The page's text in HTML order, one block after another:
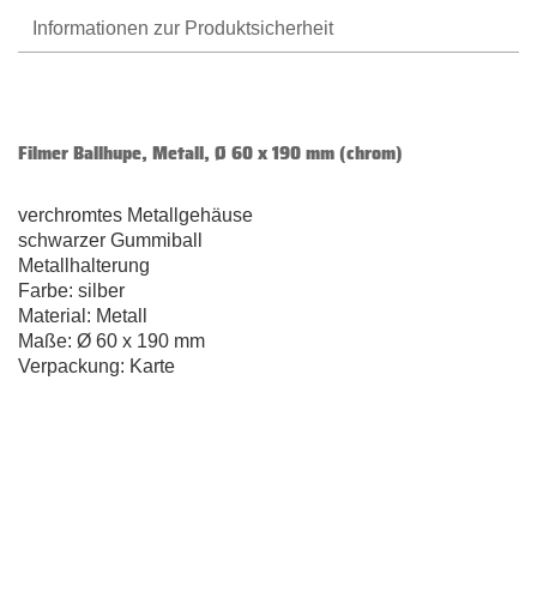
Informationen zur Produktsicherheit
Filmer Ballhupe, Metall, Ø 60 x 190 mm (chrom)
verchromtes Metallgehäuse
schwarzer Gummiball
Metallhalterung
Farbe: silber
Material: Metall
Maße: Ø 60 x 190 mm
Verpackung: Karte